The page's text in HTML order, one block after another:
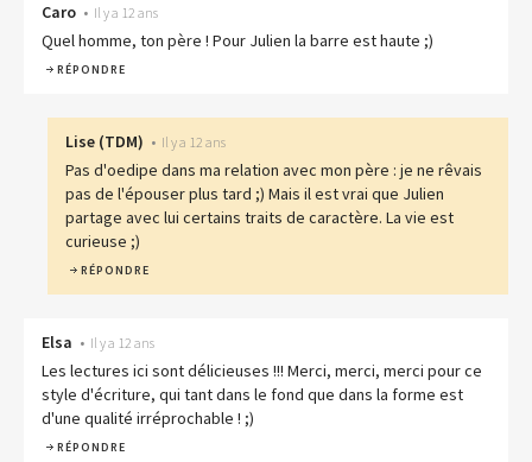
Caro • Il y a 12 ans
Quel homme, ton père ! Pour Julien la barre est haute ;)
RÉPONDRE
Lise (TDM) • Il y a 12 ans
Pas d'oedipe dans ma relation avec mon père : je ne rêvais
pas de l'épouser plus tard ;) Mais il est vrai que Julien
partage avec lui certains traits de caractère. La vie est
curieuse ;)
RÉPONDRE
Elsa • Il y a 12 ans
Les lectures ici sont délicieuses !!! Merci, merci, merci pour ce
style d'écriture, qui tant dans le fond que dans la forme est
d'une qualité irréprochable ! ;)
RÉPONDRE